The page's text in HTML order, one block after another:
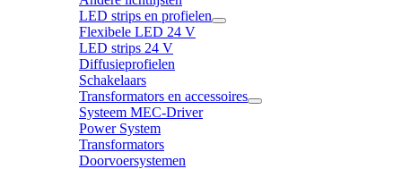
LED strips en profielen
Flexibele LED 24 V
LED strips 24 V
Diffusieprofielen
Schakelaars
Transformators en accessoires
Systeem MEC-Driver
Power System
Transformators
Doorvoersystemen